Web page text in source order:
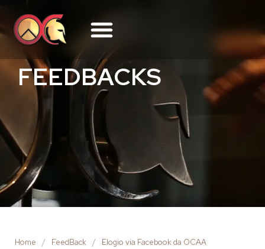
FEEDBACKS
Home / FeedBack / Elogio via Facebook da OCAA